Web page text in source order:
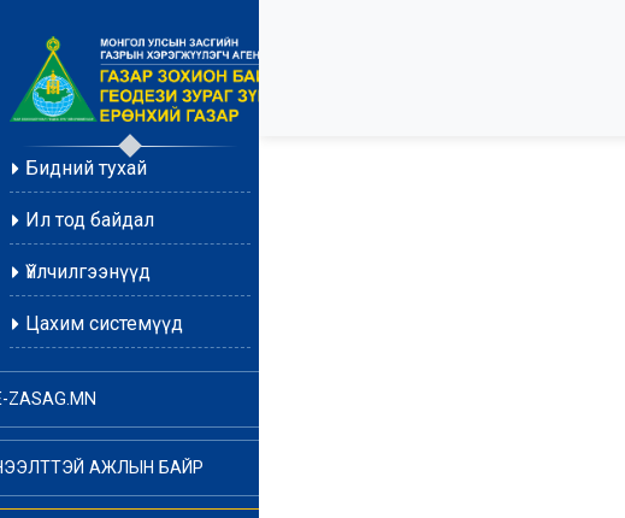
Бидний тухай
Ил тод байдал
Үйлчилгээнүүд
Цахим системүүд
ZASAG.MN
АЖЛЫН БАЙР